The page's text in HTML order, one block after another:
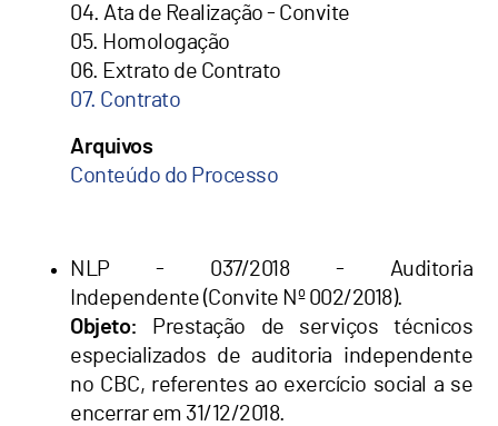
04. Ata de Realização - Convite
05. Homologação
06. Extrato de Contrato
07. Contrato
Arquivos
Conteúdo do Processo
NLP - 037/2018 - Auditoria
Independente (Convite Nº 002/2018).
Objeto: Prestação de serviços técnicos
especializados de auditoria independente
no CBC, referentes ao exercício social a se
encerrar em 31/12/2018.